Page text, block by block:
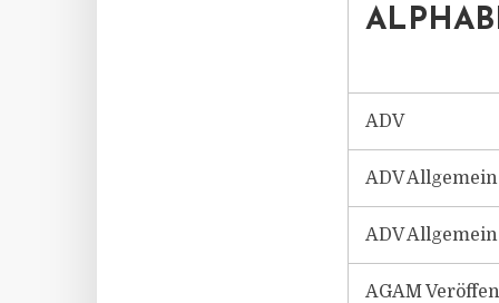
ADV
ADV
ADV
AGAM